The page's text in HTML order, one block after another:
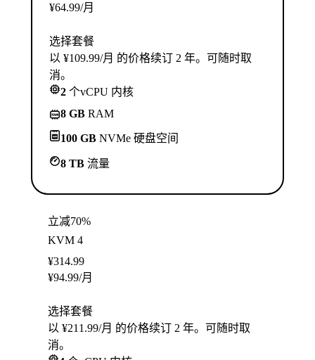
¥64.99/月
选择套餐
以 ¥109.99/月 的价格续订 2 年。可随时取
消。
2 个vCPU 内核
8 GB RAM
100 GB NVMe 硬盘空间
8 TB 流量
立减70%
KVM 4
¥314.99
¥94.99/月
选择套餐
以 ¥211.99/月 的价格续订 2 年。可随时取
消。